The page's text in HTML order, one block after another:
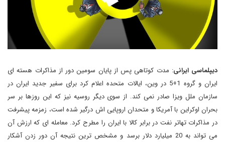
دیپلماسی ایرانی: مدت کوتاهی پس از پایان سومین دور از مذاکرات هسته ای
ایران و گروه 1+5 در وین، ایالات متحده اعلام کرد برای سفیر جدید ایران در
سازمان ملل ویزا صادر نمی کند. از سوی دیگر روسیه نیز که این روزها بر سر
بحران اوکراین با آمریکا و متحدان اروپایی اش درگیر شده است، زمزمه پیشرفت
در مذاکرات تهاتر نفت در برابر کالا با ایران را مطرح کرد. معامله ای که ارزش آن
می تواند به 20 میلیارد دلار برسد و مشخص ترین نتیجه آن دور زدن آشکار